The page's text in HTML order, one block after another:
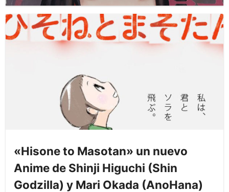
«Hisone to Masotan» un nuevo
Anime de Shinji Higuchi (Shin
Godzilla) y Mari Okada (AnoHana)